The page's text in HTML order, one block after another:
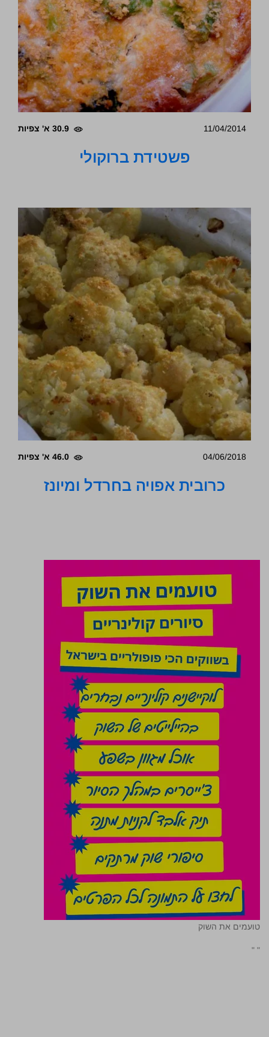
11/04/2014 30.9 א' צפיות
פשטידת ברוקולי
04/06/2018 46.0 א' צפיות
כרובית אפויה בחרדל ומיונז
טועמים את השוק
"
"